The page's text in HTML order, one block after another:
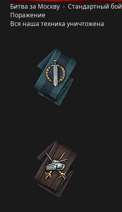
Битва за Москву - Стандартный бой
Поражение
Вся наша техника уничтожена